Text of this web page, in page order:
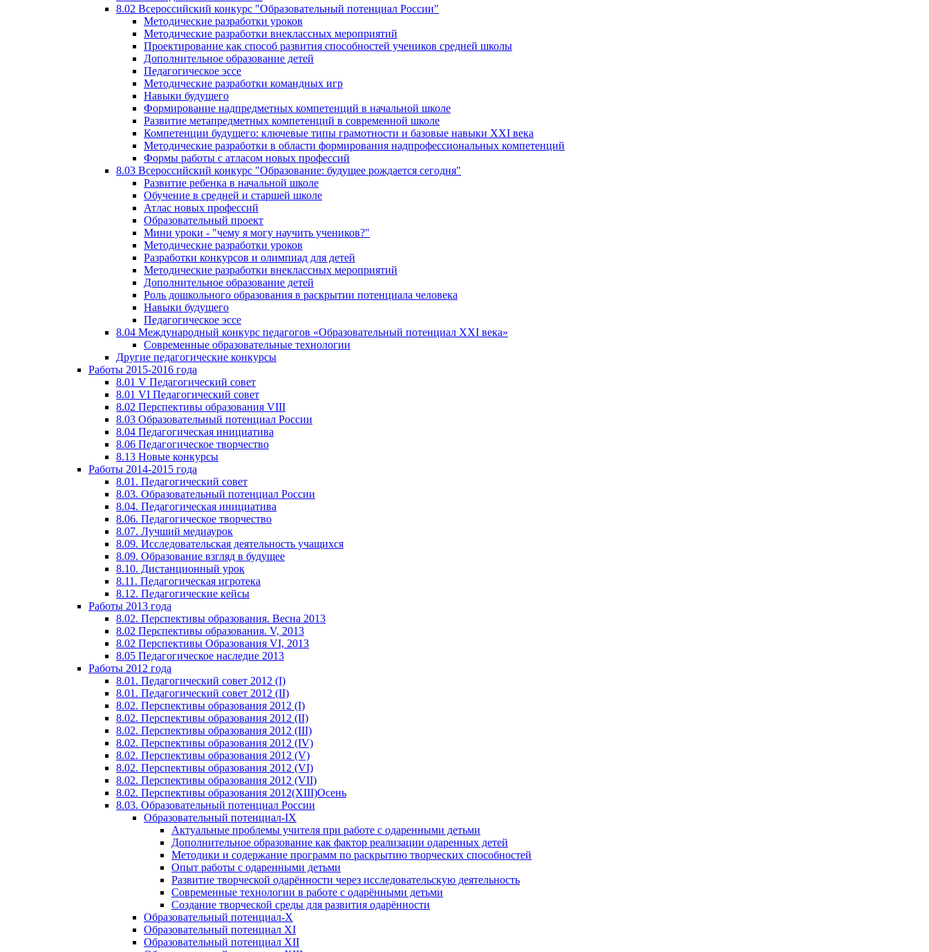
8.02 Всероссийский конкурс "Образовательный потенциал России"
Методические разработки уроков
Методические разработки внеклассных мероприятий
Проектирование как способ развития способностей учеников средней школы
Дополнительное образование детей
Педагогическое эссе
Методические разработки командных игр
Навыки будущего
Формирование надпредметных компетенций в начальной школе
Развитие метапредметных компетенций в современной школе
Компетенции будущего: ключевые типы грамотности и базовые навыки XXI века
Методические разработки в области формирования надпрофессиональных компетенций
Формы работы с атласом новых профессий
8.03 Всероссийский конкурс "Образование: будущее рождается сегодня"
Развитие ребенка в начальной школе
Обучение в средней и старшей школе
Атлас новых профессий
Образовательный проект
Мини уроки - "чему я могу научить учеников?"
Методические разработки уроков
Разработки конкурсов и олимпиад для детей
Методические разработки внеклассных мероприятий
Дополнительное образование детей
Роль дошкольного образования в раскрытии потенциала человека
Навыки будущего
Педагогическое эссе
8.04 Международный конкурс педагогов «Образовательный потенциал XXI века»
Современные образовательные технологии
Другие педагогические конкурсы
Работы 2015-2016 года
8.01 V Педагогический совет
8.01 VI Педагогический совет
8.02 Перспективы образования VIII
8.03 Образовательный потенциал России
8.04 Педагогическая инициатива
8.06 Педагогическое творчество
8.13 Новые конкурсы
Работы 2014-2015 года
8.01. Педагогический совет
8.03. Образовательный потенциал России
8.04. Педагогическая инициатива
8.06. Педагогическое творчество
8.07. Лучший медиаурок
8.09. Исследовательская деятельность учащихся
8.09. Образование взгляд в будущее
8.10. Дистанционный урок
8.11. Педагогическая игротека
8.12. Педагогические кейсы
Работы 2013 года
8.02. Перспективы образования. Весна 2013
8.02 Перспективы образования. V, 2013
8.02 Перспективы Образования VI, 2013
8.05 Педагогическое наследие 2013
Работы 2012 года
8.01. Педагогический совет 2012 (I)
8.01. Педагогический совет 2012 (II)
8.02. Перспективы образования 2012 (I)
8.02. Перспективы образования 2012 (II)
8.02. Перспективы образования 2012 (III)
8.02. Перспективы образования 2012 (IV)
8.02. Перспективы образования 2012 (V)
8.02. Перспективы образования 2012 (VI)
8.02. Перспективы образования 2012 (VII)
8.02. Перспективы образования 2012(XIII)Осень
8.03. Образовательный потенциал России
Образовательный потенциал-IX
Актуальные проблемы учителя при работе с одаренными детьми
Дополнительное образование как фактор реализации одаренных детей
Методики и содержание программ по раскрытию творческих способностей
Опыт работы с одаренными детьми
Развитие творческой одарённости через исследовательскую деятельность
Современные технологии в работе с одарёнными детьми
Создание творческой среды для развития одарённости
Образовательный потенциал-X
Образовательный потенциал XI
Образовательный потенциал XII